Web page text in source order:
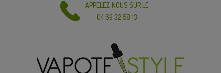
APPELEZ-NOUS SUR LE
04 69 32 58 13